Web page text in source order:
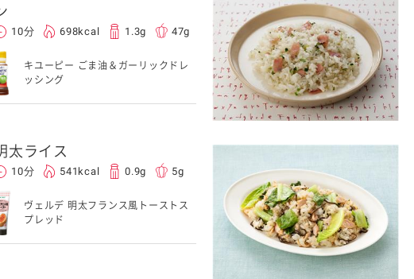
10分 698kcal 1.3g 47g
キユーピー ごま油＆ガーリックドレ
ッシング
太ライス
10分 541kcal 0.9g 5g
ヴェルデ 明太フランス風トーストス
プレッド